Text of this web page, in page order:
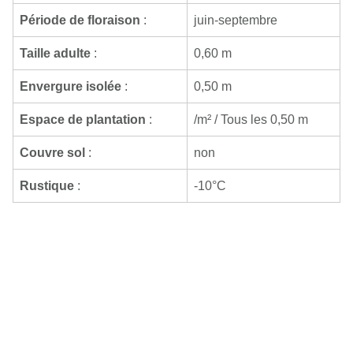
Période de floraison : juin-septembre
Taille adulte : 0,60 m
Envergure isolée : 0,50 m
Espace de plantation : /m² / Tous les 0,50 m
Couvre sol : non
Rustique : -10°C